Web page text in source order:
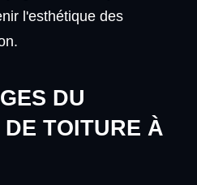
l'esthétique des
DU
TOITURE À